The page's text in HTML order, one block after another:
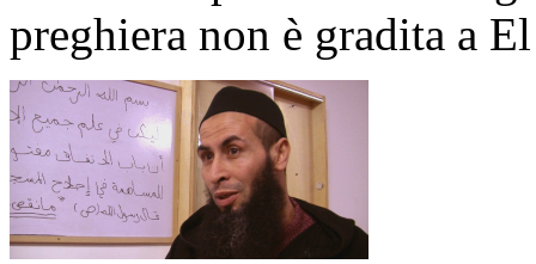
preghiera non è gradita a